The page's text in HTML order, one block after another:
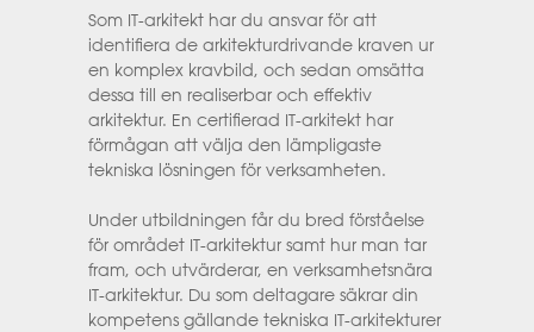
Som IT-arkitekt har du ansvar för att
identifiera de arkitekturdrivande kraven ur
en komplex kravbild, och sedan omsätta
dessa till en realiserbar och effektiv
arkitektur. En certifierad IT-arkitekt har
förmågan att välja den lämpligaste
tekniska lösningen för verksamheten.
Under utbildningen får du bred förståelse
för området IT-arkitektur samt hur man tar
fram, och utvärderar, en verksamhetsnära
IT-arkitektur. Du som deltagare säkrar din
kompetens gällande tekniska IT-arkitekturer